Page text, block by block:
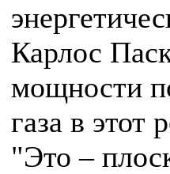
Карлос
мощности
газа в этот
"Это –